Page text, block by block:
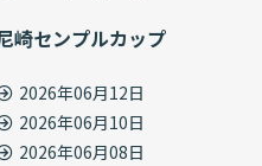
崎センプルカップ
2026年06月12日
2026年06月10日
2026年06月08日